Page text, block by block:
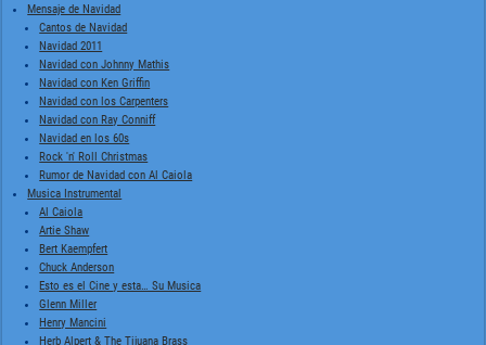
Mensaje de Navidad
Cantos de Navidad
Navidad 2011
Navidad con Johnny Mathis
Navidad con Ken Griffin
Navidad con los Carpenters
Navidad con Ray Conniff
Navidad en los 60s
Rock 'n' Roll Christmas
Rumor de Navidad con Al Caiola
Musica Instrumental
Al Caiola
Artie Shaw
Bert Kaempfert
Chuck Anderson
Esto es el Cine y esta… Su Musica
Glenn Miller
Henry Mancini
Herb Alpert & The Tijuana Brass